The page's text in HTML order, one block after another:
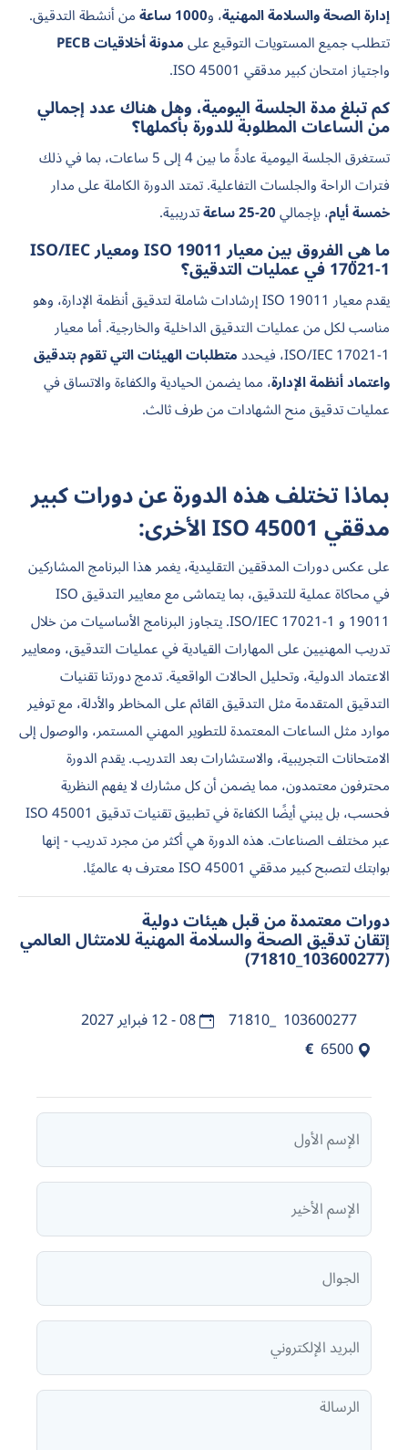
إدارة الصحة والسلامة المهنية، و1000 ساعة
من أنشطة التدقيق.
تتطلب جميع المستويات التوقيع علىمدونة أخلاقيات PECB
واجتياز امتحان كبير مدققي ISO 45001.
كم تبلغ مدة الجلسة اليومية، وهل هناك عدد إجمالي
من الساعات المطلوبة للدورة بأكملها؟
تستغرق الجلسة اليومية عادةً ما بين 4 إلى 5 ساعات، بما في ذلك
فترات الراحة والجلسات التفاعلية. تمتد الدورة الكاملة على مدار
خمسة أيام، بإجمالي20-25 ساعة تدريبية.
ما هي الفروق بين معيار ISO 19011 ومعيار ISO/IEC
17021-1 في عمليات التدقيق؟
يقدم معيار ISO 19011 إرشادات شاملة لتدقيق أنظمة الإدارة، وهو
مناسب لكل من عمليات التدقيق الداخلية والخارجية. أما معيار
ISO/IEC 17021-1، فيحدد
متطلبات الهيئات التي تقوم بتدقيق
واعتماد أنظمة الإدارة، مما يضمن الحيادية والكفاءة والاتساق في
عمليات تدقيق منح الشهادات من طرف ثالث.
بماذا تختلف هذه الدورة عن دورات كبير
مدققي ISO 45001 الأخرى:
على عكس دورات المدققين التقليدية، يغمر هذا البرنامج المشاركين
في محاكاة عملية للتدقيق، بما يتماشى مع معايير التدقيق ISO
19011 و ISO/IEC 17021-1. يتجاوز البرنامج الأساسيات من خلال
تدريب المهنيين على المهارات القيادية في عمليات التدقيق، ومعايير
الاعتماد الدولية، وتحليل الحالات الواقعية. تدمج دورتنا تقنيات
التدقيق المتقدمة مثل التدقيق القائم على المخاطر والأدلة، مع توفير
موارد مثل الساعات المعتمدة للتطوير المهني المستمر، والوصول إلى
الامتحانات التجريبية، والاستشارات بعد التدريب. يقدم الدورة
محترفون معتمدون، مما يضمن أن كل مشارك لا يفهم النظرية
فحسب، بل يبني أيضًا الكفاءة في تطبيق تقنيات تدقيق ISO 45001
عبر مختلف الصناعات. هذه الدورة هي أكثر من مجرد تدريب - إنها
بوابتك لتصبح كبير مدققي ISO 45001 معترف به عالميًا.
دورات معتمدة من قبل هيئات دولية
إتقان تدقيق الصحة والسلامة المهنية للامتثال العالمي
(103600277_71810)
103600277_71810
08 - 12 فبراير 2027
6500
€